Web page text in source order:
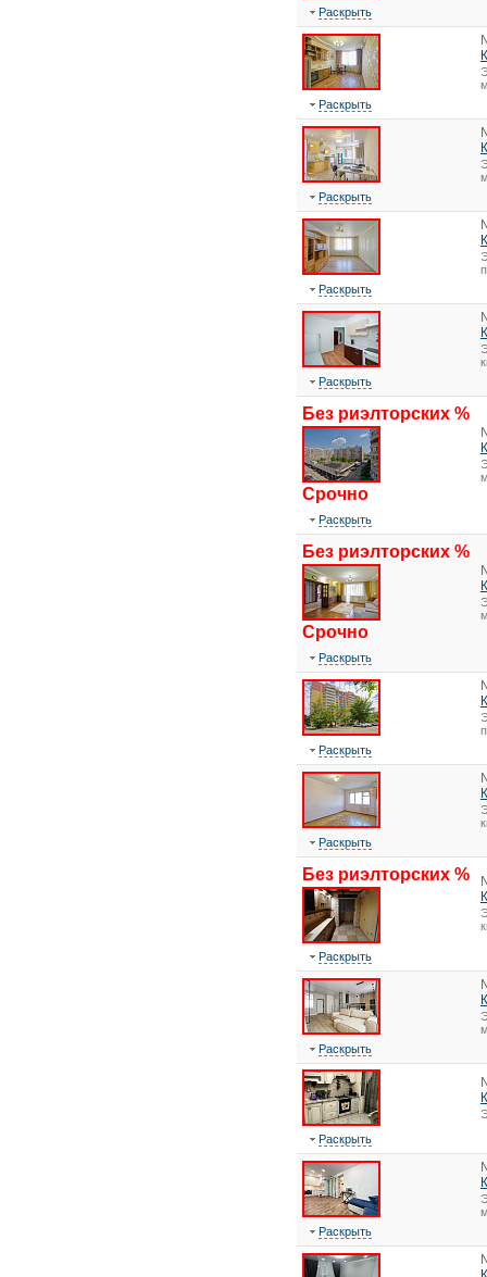
Раскрыть
Раскрыть
Раскрыть
Раскрыть
Раскрыть
Без риэлторских %
Срочно
Раскрыть
Без риэлторских %
Срочно
Раскрыть
Раскрыть
Раскрыть
Без риэлторских %
Раскрыть
Раскрыть
Раскрыть
Раскрыть